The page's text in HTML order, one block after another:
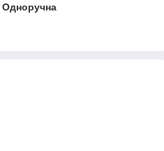
Одноручна